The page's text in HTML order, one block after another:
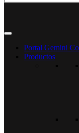
Portal Gemini
Productos